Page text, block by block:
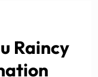
Raincy